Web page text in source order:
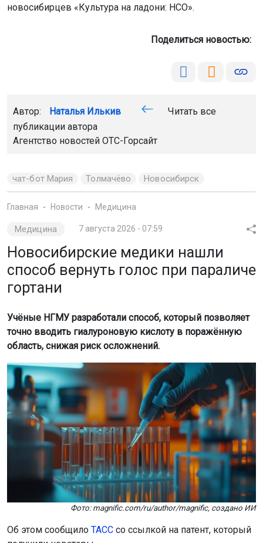
новосибирцев «Культура на ладони: НСО».
Поделиться новостью:
Автор: Наталья Илькив
Читать все
публикации автора
Агентство новостей ОТС-Горсайт
чат-бот Мария Толмачёво Новосибирск
Главная Новости Медицина
Медицина 7 августа 2026 - 07:59
Новосибирские медики нашли
способ вернуть голос при параличе
гортани
Учёные НГМУ разработали способ, который позволяет
точно вводить гиалуроновую кислоту в поражённую
область, снижая риск осложнений.
Фото: magnific.com/ru/author/magnific, создано ИИ
Об этом сообщило ТАСС со ссылкой на патент, который